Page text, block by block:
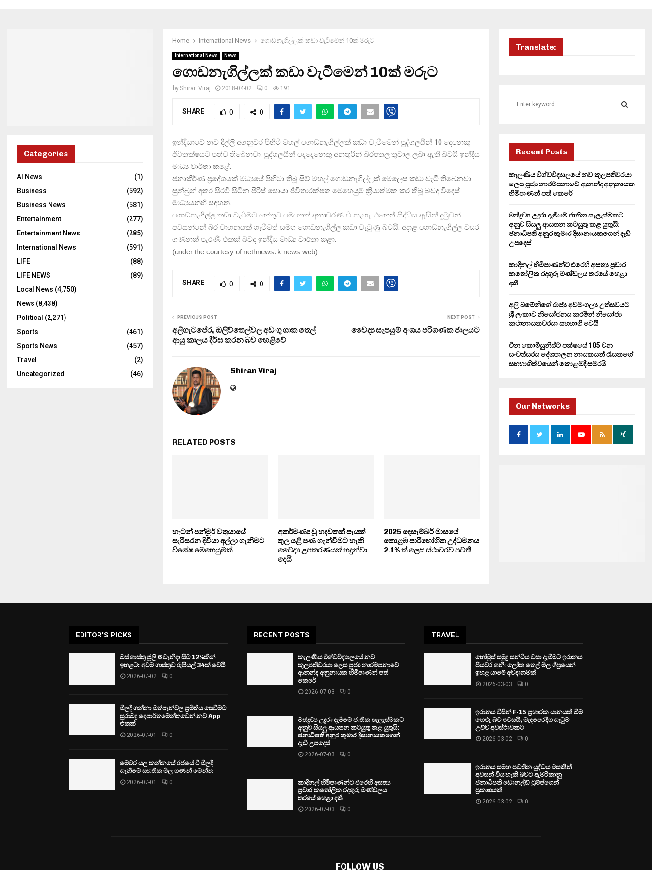
Home International News ගොඩනැගිල්ලක් කඩා වැටීමෙන් 10ක් මරුට
International News News
ගොඩනැගිල්ලක් කඩා වැටීමෙන් 10ක් මරුට
by Shiran Viraj 2018-04-02 0 191
SHARE 0 0
ඉන්දියාවේ නව දිල්ලි අගනුවර පිහිටි මහල් ගොඩනැගිල්ලක් කඩා වැටීමෙන් පුද්ගලයින් 10 දෙනෙකු
ජිවිතක්ෂයට පත්ව තිබෙනවා. පුද්ගලයින් දෙදෙනෙකු අනතුරින් බරපතල තුවාල ලබා ඇති බවයි ඉන්දීය
මාධ්‍ය වාර්තා කළේ.
ජනාකීර්ණ ප්‍රදේශයක් මධ්‍යයේ පිහිටා තිබූ සිව් මහල් ගොඩනැගිල්ලක් මෙලෙස කඩා වැටී තිබෙනවා.
සුන්බුන් අතර සිරවී සිටින පිරිස් සොයා ජිවිතාරක්ෂක මෙහෙයුම් ක්‍රියාත්මක කර තිබූ බවද විදෙස්
මාධ්‍යයන්හි සඳහන්.
ගොඩනැගිල්ල කඩා වැටීමට හේතුව මෙතෙක් අනාවරණ වී නැහැ. එහෙත් සිද්ධිය ඇසින් දුටුවන්
පවසන්නේ බර වාහනයක් ගැටීමත් සමග ගොඩනැගිල්ල කඩා වැටුණු බවයි. අදාළ ගොඩනැගිල්ල වසර
ගණනක් පැරණි එකක් බවද ඉන්දීය මාධ්‍ය වාර්තා කළා.
(under the courtesy of nethnews.lk news web)
SHARE 0 0
PREVIOUS POST
අලිගැටපේර, ඔලිව්තෙල්වල අඩංගු ශාක තෙල්
ආයු කාලය දීර්ඝ කරන බව හෙළිවේ
NEXT POST
වෛද්‍ය සැපයුම් අංශය පරිගණක ජාලයට
Shiran Viraj
RELATED POSTS
හැටන් පන්මූර් වතුයායේ
සැරිසරන දිවියා අල්ලා ගැනීමට
විශේෂ මෙහෙයුමක්
අකර්මණ්‍ය වූ හදවතක් පැයක්
තුල යළි පණ ගැන්වීමට හැකි
වෛද්‍ය උපකරණයක් හඳුන්වා
දෙයි
2025 දෙසැම්බර් මාසයේ
කොළඹ පාරිභෝගික උද්ධමනය
2.1% ක් ලෙස ස්ථාවරව පවතී
Categories
AI News
(1)
Business
(592)
Business News
(581)
Entertainment
(277)
Entertainment News
(285)
International News
(591)
LIFE
(88)
LIFE NEWS
(89)
Local News (4,750)
News (8,438)
Political (2,271)
Sports
(461)
Sports News
(457)
Travel
(2)
Uncategorized
(46)
Translate:
f
r
:
R
Recent Posts
කැලණිය විශ්වවිද්‍යාලයේ නව කුලපතිවරයා
ලෙස පූජ්‍ය නාරම්පනාවේ ආනන්ද අනුනායක
හිමිපාණන් පත් කෙරේ
මත්ද්‍රව්‍ය උදුරා දැමීමේ ජාතික සැලැස්මකට
අනුව සියලු ආයතන කටයුතු කළ යුතුයි:
ජනාධිපති අනුර කුමාර දිසානායකගෙන් දැඩි
උපදෙස්
කාදිනල් හිමිපාණන්ට එරෙහි අසත්‍ය ප්‍රචාර
කතෝලික රදගුරු මණ්ඩලය තරයේ හෙළා
දකී
අලි ඛමේනිගේ රාජ්‍ය අවමංගල්‍ය උත්සවයට
ශ්‍රී ලංකාව නියෝජනය කරමින් නියෝජ්‍ය
කථානායකවරයා සහභාගි වෙයි
චීන කොමියුනිස්ට් පක්ෂයේ 105 වන
සංවත්සරය දේශපාලන නායකයන් රැසකගේ
සහභාගිත්වයෙන් කොළඹදී සමරයි
Our Networks
EDITOR'S PICKS
බස් ගාස්තු ජූලි 6 වැනිදා සිට 12%කින්
ඉහළට: අවම ගාස්තුව රුපියල් 34ක් වෙයි
2026-07-02 0
මිලදී ගන්නා මත්පැන්වල ප්‍රමිතිය සෙවීමට
සුරාබදු දෙපාර්තමේන්තුවෙන් නව App
එකක්
2026-07-01 0
මෙවර යල කන්නයේ රජයේ වී මිලදී
ගැනීමේ සහතික මිල ගණන් මෙන්න
2026-07-01 0
RECENT POSTS
කැලණිය විශ්වවිද්‍යාලයේ නව
කුලපතිවරයා ලෙස පූජ්‍ය නාරම්පනාවේ
ආනන්ද අනුනායක හිමිපාණන් පත්
කෙරේ
2026-07-03 0
මත්ද්‍රව්‍ය උදුරා දැමීමේ ජාතික සැලැස්මකට
අනුව සියලු ආයතන කටයුතු කළ යුතුයි:
ජනාධිපති අනුර කුමාර දිසානායකගෙන්
දැඩි උපදෙස්
2026-07-03 0
කාදිනල් හිමිපාණන්ට එරෙහි අසත්‍ය
ප්‍රචාර කතෝලික රදගුරු මණ්ඩලය
තරයේ හෙළා දකී
2026-07-03 0
TRAVEL
හෝමුස් සමුද්‍ර සන්ධිය වසා දැමීමට ඉරානය
පියවර ගනී: ලෝක තෙල් මිල ශීඝ්‍රයෙන්
ඉහළ යාමේ අවදානමක්
2026-03-03 0
ඉරානය විසින් F-15 ප්‍රහාරක යානයක් බිම
හෙළූ බව පවසයි; මැදපෙරදිග ගැටුම්
උච්ච අවස්ථාවකට
2026-03-02 0
ඉරානය සමඟ පවතින යුද්ධය මසකින්
අවසන් විය හැකි බවට ඇමරිකානු
ජනාධිපති ඩොනල්ඩ් ට්‍රම්ප්ගෙන්
ප්‍රකාශයක්
2026-03-02 0
FOLLOW US